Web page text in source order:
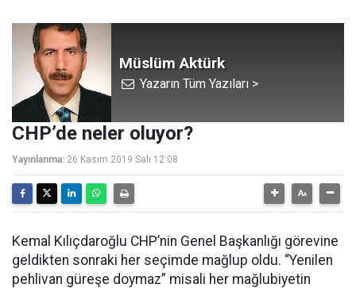
Müslüm Aktürk
Yazarın Tüm Yazıları >
CHP’de neler oluyor?
Yayınlanma: 26 Kasım 2019 Salı 12:08
Kemal Kılıçdaroğlu CHP’nin Genel Başkanlığı görevine
geldikten sonraki her seçimde mağlup oldu. “Yenilen
pehlivan güreşe doymaz” misali her mağlubiyetin